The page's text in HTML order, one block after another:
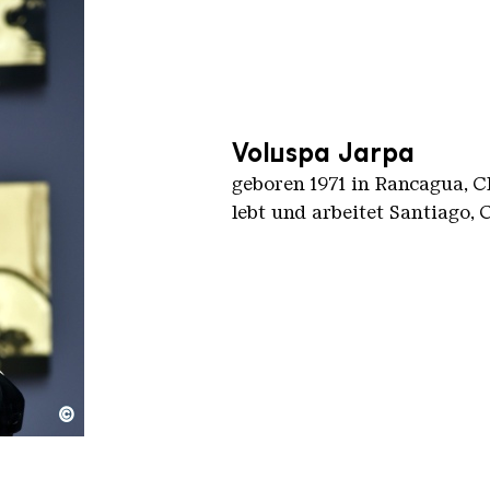
Mendoza
©
Voluspa Jarpa
geboren 1971 in Rancagua,
lebt und arbeitet Santiago,